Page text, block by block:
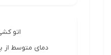
اتو
دمای متوسط